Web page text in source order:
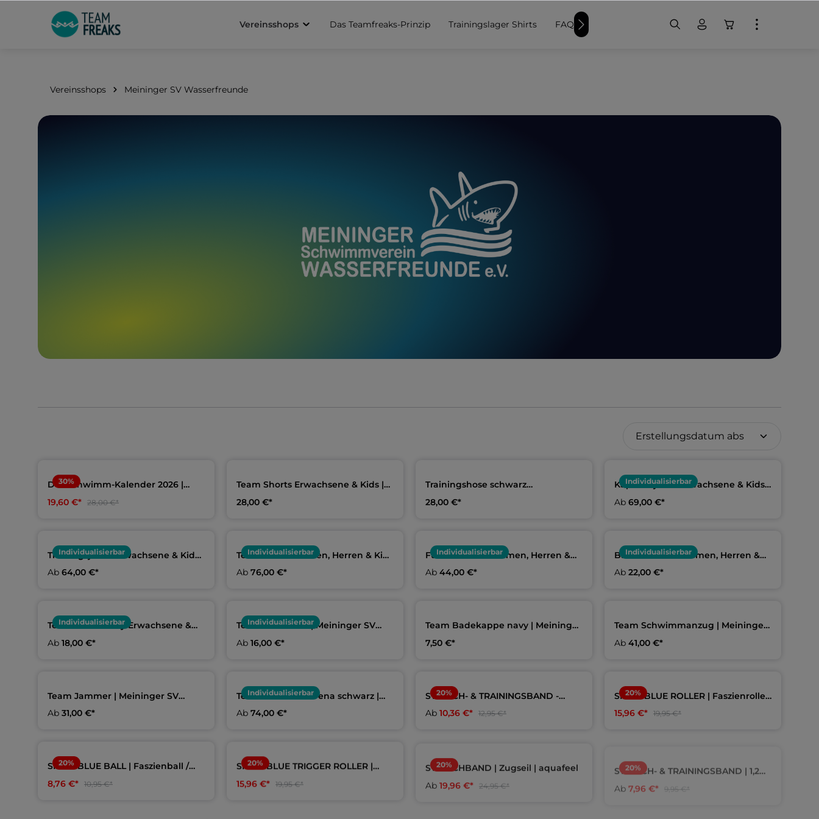
Zur Hauptnavigation springen
Vereinsshops
Das Teamfreaks-Prinzip Trainingslager Shirts FAQ Weitere Schwimmer-Produkte Badekappen
Vereinsshops Meininger SV Wasserfreunde
30%
Der Schwimm-Kalender 2026 |
19,60 €* 28,00 €*
Team Shorts Erwachsene & Kids |
28,00 €*
Trainingshose schwarz
Wasserfreunde
28,00 €*
Individualisierbar
Kapuzenjacke Erwachsene & Kids |
Ab 69,00 €*
Individualisierbar
Trainingsjacke Erwachsene & Kids |
Ab 64,00 €*
Individualisierbar
Teamhoodie Damen, Herren & Kids
Ab 76,00 €*
Individualisierbar
Funktionsshirt Damen, Herren &
Ab 44,00 €*
Individualisierbar
Baumwollshirt Damen, Herren &
Ab 22,00 €*
Individualisierbar
Team Mütze navy Erwachsene &
Ab 18,00 €*
Individualisierbar
Team Handtuch | Meininger SV
Ab 16,00 €*
Team Badekappe navy | Meininger
7,50 €*
Team Schwimmanzug | Meininger
Ab 41,00 €*
Team Jammer | Meininger SV
Ab 31,00 €*
Individualisierbar
Team Rucksack Arena schwarz |
Ab 74,00 €*
20%
STRETCH- & TRAININGSBAND -
Ab 10,36 €* 12,95 €*
20%
SPEEDBLUE ROLLER | Faszienrolle |
15,96 €* 19,95 €*
20%
SPEEDBLUE BALL | Faszienball /
8,76 €* 10,95 €*
20%
SPEEDBLUE TRIGGER ROLLER |
15,96 €* 19,95 €*
20%
STRETCHBAND | Zugseil | aquafeel
Ab 19,96 €* 24,95 €*
20%
STRETCH- & TRAININGSBAND | 1,2m
| aquafeel
Ab 7,96 €*